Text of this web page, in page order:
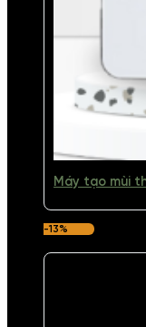
Máy tạo mùi
-13%